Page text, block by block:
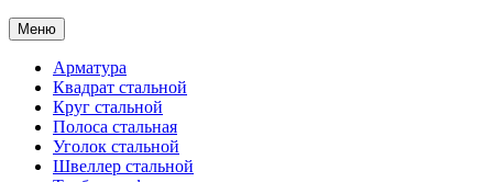
Меню
Арматура
Квадрат стальной
Круг стальной
Полоса стальная
Уголок стальной
Швеллер стальной